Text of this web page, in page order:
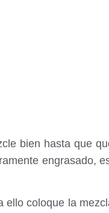
bien hasta que
engrasado,
coloque la